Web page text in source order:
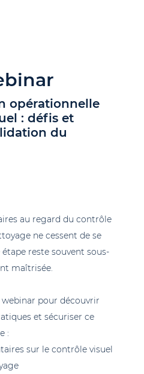
opérationnelle
: défis et
du
au regard du contrôle
ne cessent de se
reste souvent sous-
maîtrisée.
pour découvrir
et sécuriser ce
:
sur le contrôle visuel